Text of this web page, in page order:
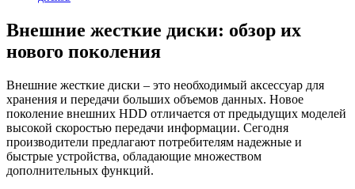
Внешние жесткие диски: обзор их
нового поколения
Внешние жесткие диски – это необходимый аксессуар для
хранения и передачи больших объемов данных. Новое
поколение внешних HDD отличается от предыдущих моделей
высокой скоростью передачи информации. Сегодня
производители предлагают потребителям надежные и
быстрые устройства, обладающие множеством
дополнительных функций.